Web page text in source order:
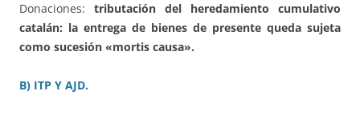
Donaciones: tributación del heredamiento cumulativo
catalán: la entrega de bienes de presente queda sujeta
como sucesión «mortis causa».
B) ITP Y AJD.